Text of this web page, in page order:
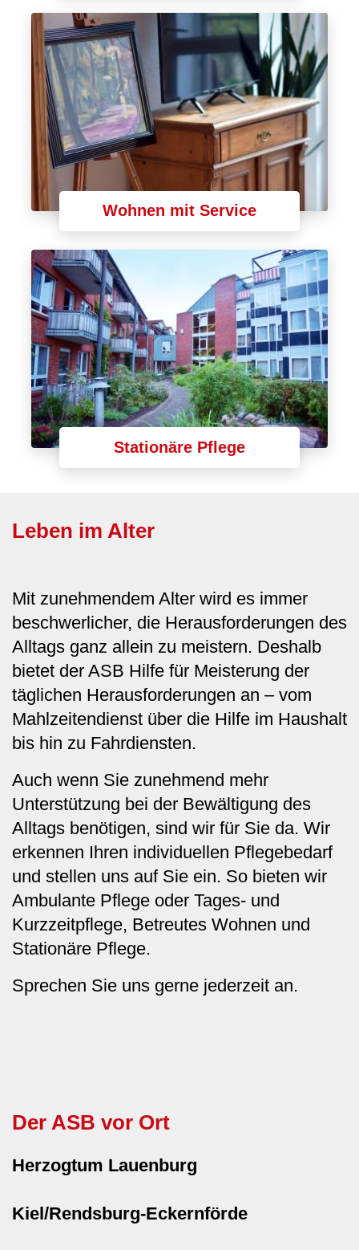
Wohnen mit Service
Stationäre Pflege
Leben im Alter
Mit zunehmendem Alter wird es immer
beschwerlicher, die Herausforderungen des
Alltags ganz allein zu meistern. Deshalb
bietet der ASB Hilfe für Meisterung der
täglichen Herausforderungen an – vom
Mahlzeitendienst über die Hilfe im Haushalt
bis hin zu Fahrdiensten.
Auch wenn Sie zunehmend mehr
Unterstützung bei der Bewältigung des
Alltags benötigen, sind wir für Sie da. Wir
erkennen Ihren individuellen Pflegebedarf
und stellen uns auf Sie ein. So bieten wir
Ambulante Pflege oder Tages- und
Kurzzeitpflege, Betreutes Wohnen und
Stationäre Pflege.
Sprechen Sie uns gerne jederzeit an.
Der ASB vor Ort
Herzogtum Lauenburg
Kiel/Rendsburg-Eckernförde